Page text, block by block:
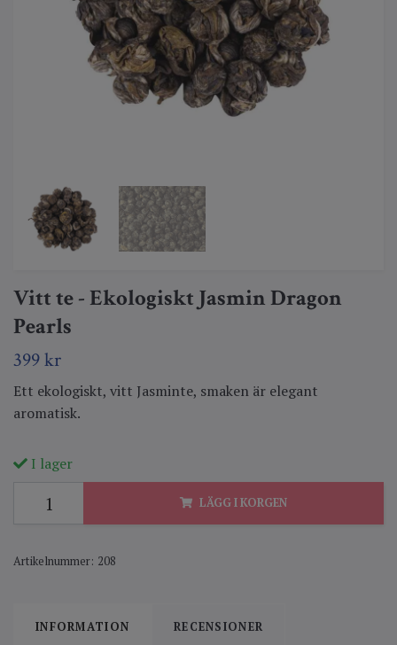
Vitt te - Ekologiskt Jasmin Dragon
Pearls
399 kr
Ett ekologiskt, vitt Jasminte, smaken är elegant
aromatisk.
I lager
LÄGG I KORGEN
Artikelnummer: 208
INFORMATION RECENSIONER